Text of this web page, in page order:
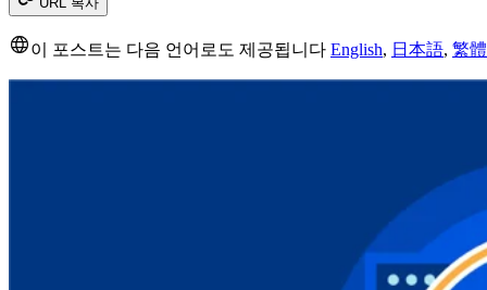
이 포스트는 다음 언어로도 제공됩니다 English, 日本語, 繁